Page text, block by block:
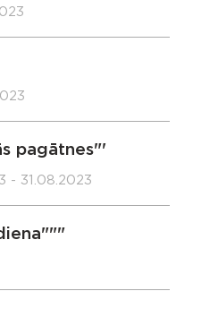
pagātnes"'
- 31.08.2023